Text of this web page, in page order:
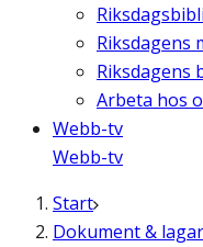
Riksdagens
Riksdagens
Arbeta hos
Webb-tv
Webb-tv
Start
Dokument & lagar